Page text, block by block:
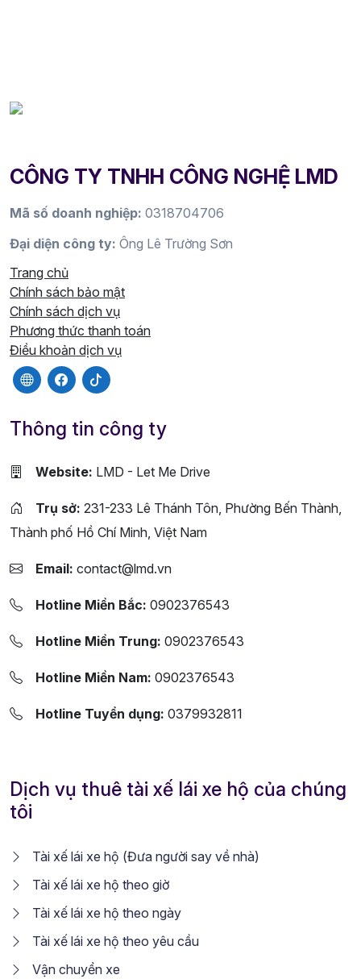
CÔNG TY TNHH CÔNG NGHỆ LMD
Mã số doanh nghiệp: 0318704706
Đại diện công ty: Ông Lê Trường Sơn
Trang chủ
Chính sách bảo mật
Chính sách dịch vụ
Phương thức thanh toán
Điều khoản dịch vụ
Thông tin công ty
Website: LMD - Let Me Drive
Trụ sở: 231-233 Lê Thánh Tôn, Phường Bến Thành,
Thành phố Hồ Chí Minh, Việt Nam
Email: contact@lmd.vn
Hotline Miền Bắc: 0902376543
Hotline Miền Trung: 0902376543
Hotline Miền Nam: 0902376543
Hotline Tuyển dụng: 0379932811
Dịch vụ thuê tài xế lái xe hộ của chúng
tôi
Tài xế lái xe hộ (Đưa người say về nhà)
Tài xế lái xe hộ theo giờ
Tài xế lái xe hộ theo ngày
Tài xế lái xe hộ theo yêu cầu
Vận chuyển xe